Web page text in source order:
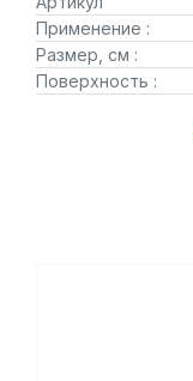
Применение :
Размер, см :
Поверхность :